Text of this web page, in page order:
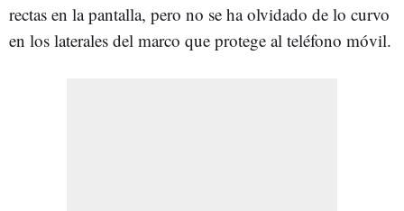
rectas en la pantalla, pero no se ha olvidado de lo curvo
en los laterales del marco que protege al teléfono móvil.